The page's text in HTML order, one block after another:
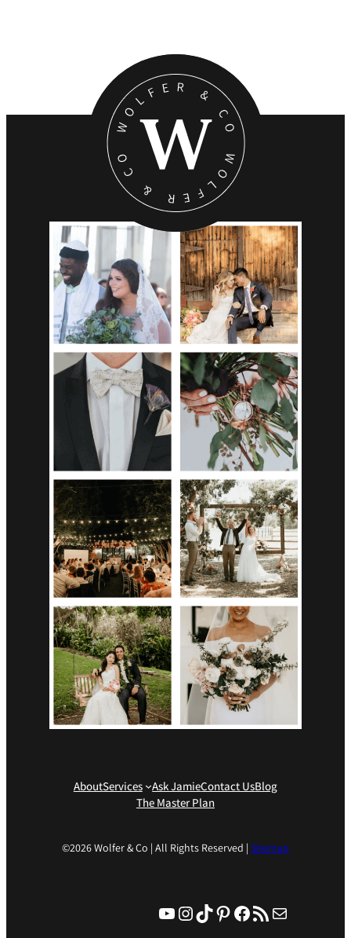
AboutServices Ask JamieContact UsBlog
The Master Plan
©2026 Wolfer & Co | All Rights Reserved | Sitemap
YouTube
Instagram
TikTok
RSS Feed
Mail